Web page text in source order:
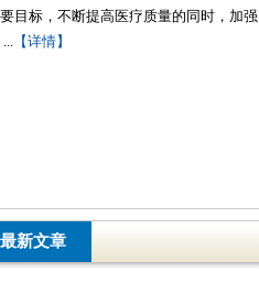
目标，不断提高医疗质量的同时，加强
... 【详情】
最新文章